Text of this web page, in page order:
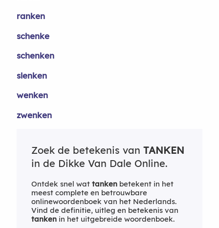
ranken
schenke
schenken
slenken
wenken
zwenken
Zoek de betekenis van TANKEN
in de Dikke Van Dale Online.
Ontdek snel wat tankenbetekent in het
meest complete en betrouwbare
onlinewoordenboek van het Nederlands.
Vind de definitie, uitleg en betekenis van
tankenin het uitgebreide woordenboek.